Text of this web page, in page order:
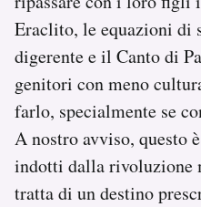
Eraclito, le equazioni di
digerente e il Canto di
genitori con meno
farlo, specialmente se
A nostro avviso, questo
indotti dalla rivoluzione
tratta di un destino